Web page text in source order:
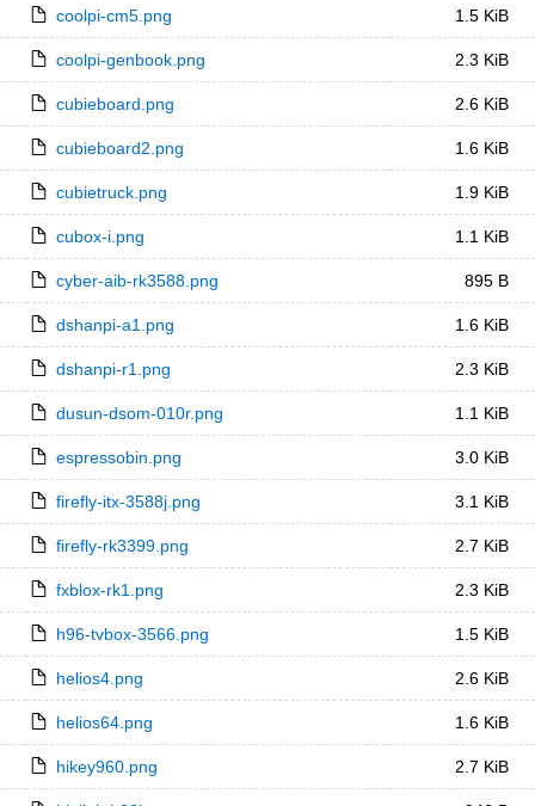
coolpi-cm5.png 1.5 KiB
coolpi-genbook.png 2.3 KiB
cubieboard.png 2.6 KiB
cubieboard2.png 1.6 KiB
cubietruck.png 1.9 KiB
cubox-i.png 1.1 KiB
cyber-aib-rk3588.png 895 B
dshanpi-a1.png 1.6 KiB
dshanpi-r1.png 2.3 KiB
dusun-dsom-010r.png 1.1 KiB
espressobin.png 3.0 KiB
firefly-itx-3588j.png 3.1 KiB
firefly-rk3399.png 2.7 KiB
fxblox-rk1.png 2.3 KiB
h96-tvbox-3566.png 1.5 KiB
helios4.png 2.6 KiB
helios64.png 1.6 KiB
hikey960.png 2.7 KiB